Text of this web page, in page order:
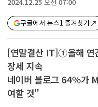
구글에서 뉴스1 즐겨찾기
[연말결산 IT]①올해 연
장세 지속
네이버 블로그 64%가
여할 것"